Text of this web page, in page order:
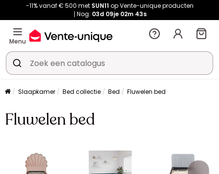
-11% vanaf € 500 met SUN11 op Vente-unique producten
Nog: 03d 09je 02m 42s
Menu
Slaapkamer Bed collectie Bed Fluwelen bed
Fluwelen bed